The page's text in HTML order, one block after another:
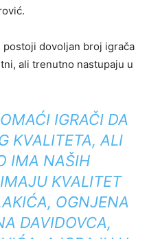
postoji dovoljan broj igrača
ali trenutno nastupaju u
IGRAČI DA
KVALITETA, ALI
IMA NAŠIH
KVALITET
OGNJENA
DAVIDOVCA,